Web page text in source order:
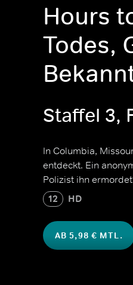
Hours
Todes,
Staffel 3,
In Columbia,
entdeckt. Ein
Polizist ihn
12 HD
AB 5,98 € MTL.